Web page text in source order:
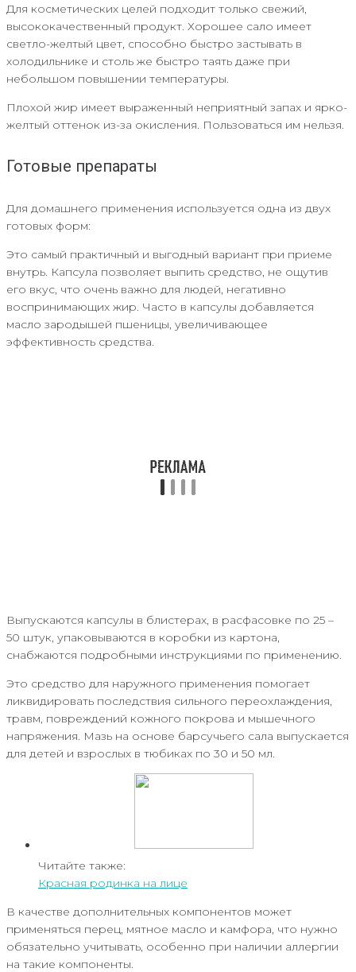
Для косметических целей подходит только свежий,
высококачественный продукт. Хорошее сало имеет
светло-желтый цвет, способно быстро застывать в
холодильнике и столь же быстро таять даже при
небольшом повышении температуры.
Плохой жир имеет выраженный неприятный запах и ярко-
желтый оттенок из-за окисления. Пользоваться им нельзя.
Готовые препараты
Для домашнего применения используется одна из двух
готовых форм:
Это самый практичный и выгодный вариант при приеме
внутрь. Капсула позволяет выпить средство, не ощутив
его вкус, что очень важно для людей, негативно
воспринимающих жир. Часто в капсулы добавляется
масло зародышей пшеницы, увеличивающее
эффективность средства.
Выпускаются капсулы в блистерах, в расфасовке по 25 –
50 штук, упаковываются в коробки из картона,
снабжаются подробными инструкциями по применению.
Это средство для наружного применения помогает
ликвидировать последствия сильного переохлаждения,
травм, повреждений кожного покрова и мышечного
напряжения. Мазь на основе барсучьего сала выпускается
для детей и взрослых в тюбиках по 30 и 50 мл.
Читайте также:
Красная родинка на лице
В качестве дополнительных компонентов может
применяться перец, мятное масло и камфора, что нужно
обязательно учитывать, особенно при наличии аллергии
на такие компоненты.